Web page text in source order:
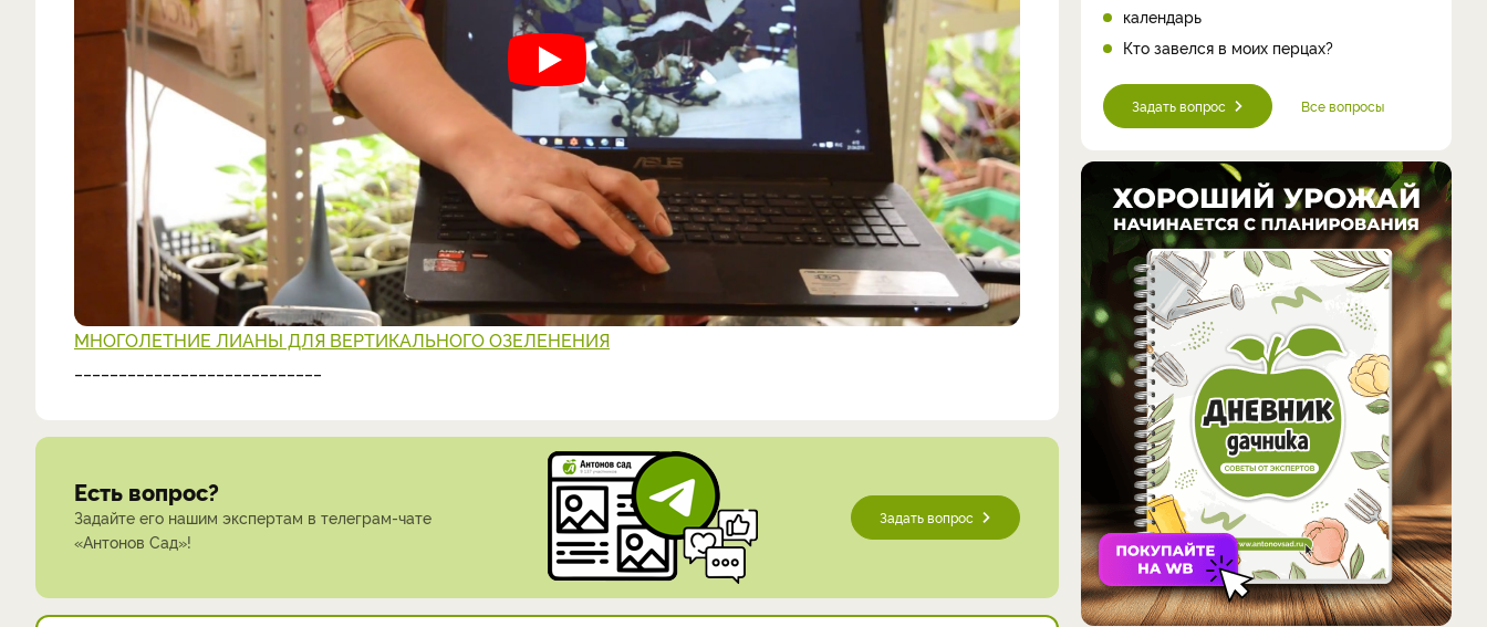
МНОГОЛЕТНИЕ ЛИАНЫ ДЛЯ ВЕРТИКАЛЬНОГО ОЗЕЛЕНЕНИЯ
Есть вопрос?
Задайте его нашим экспертам в телеграм-чате
«Антонов Сад»!
Задать вопрос
календарь
Кто завелся в моих перцах?
Задать вопрос Все вопросы